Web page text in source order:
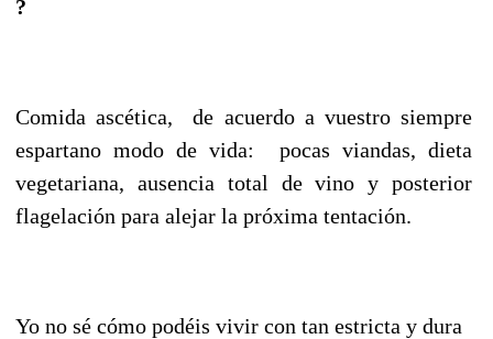
?
Comida ascética, de acuerdo a vuestro siempre
espartano modo de vida: pocas viandas, dieta
vegetariana, ausencia total de vino y posterior
flagelación para alejar la próxima tentación.
Yo no sé cómo podéis vivir con tan estricta y dura